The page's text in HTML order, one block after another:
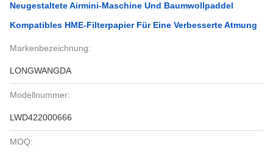
Neugestaltete Airmini-Maschine Und Baumwollpaddel
Kompatibles HME-Filterpapier Für Eine Verbesserte Atmung
Markenbezeichnung:
LONGWANGDA
Modellnummer:
LWD422000666
MOQ: